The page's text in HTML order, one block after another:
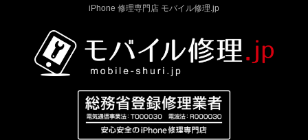
iPhone 修理専門店 モバイル修理.jp